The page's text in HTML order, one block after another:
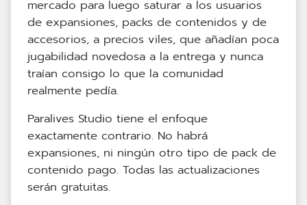
mercado para luego saturar a los usuarios
de expansiones, packs de contenidos y de
accesorios, a precios viles, que añadían poca
jugabilidad novedosa a la entrega y nunca
traían consigo lo que la comunidad
realmente pedía.
Paralives Studio tiene el enfoque
exactamente contrario. No habrá
expansiones, ni ningún otro tipo de pack de
contenido pago. Todas las actualizaciones
serán gratuitas.